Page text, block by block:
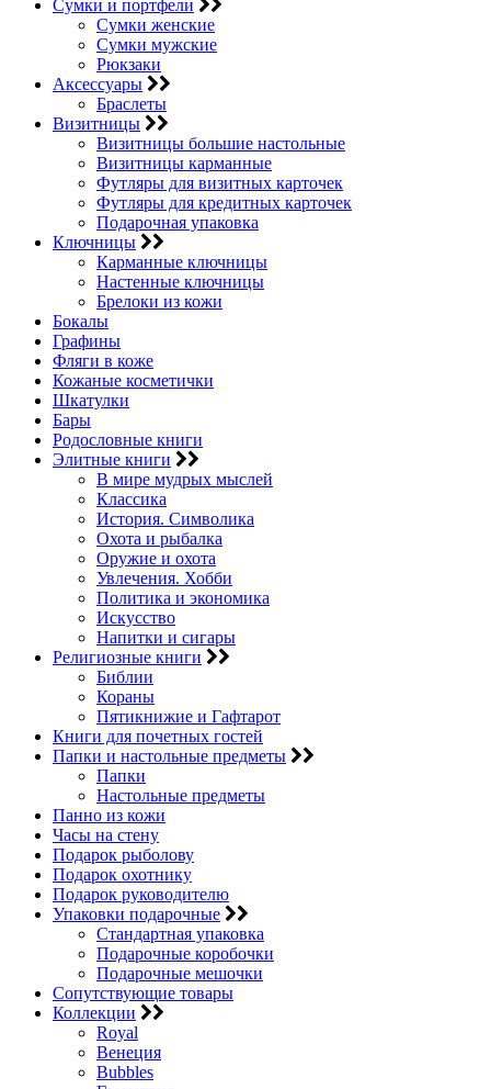
Сумки и портфели
Сумки женские
Сумки мужские
Рюкзаки
Аксессуары
Браслеты
Визитницы
Визитницы большие настольные
Визитницы карманные
Футляры для визитных карточек
Футляры для кредитных карточек
Подарочная упаковка
Ключницы
Карманные ключницы
Настенные ключницы
Брелоки из кожи
Бокалы
Графины
Фляги в коже
Кожаные косметички
Шкатулки
Бары
Родословные книги
Элитные книги
В мире мудрых мыслей
Классика
История. Символика
Охота и рыбалка
Оружие и охота
Увлечения. Хобби
Политика и экономика
Искусство
Напитки и сигары
Религиозные книги
Библии
Кораны
Пятикнижие и Гафтарот
Книги для почетных гостей
Папки и настольные предметы
Папки
Настольные предметы
Панно из кожи
Часы на стену
Подарок рыболову
Подарок охотнику
Подарок руководителю
Упаковки подарочные
Стандартная упаковка
Подарочные коробочки
Подарочные мешочки
Сопутствующие товары
Коллекции
Royal
Венеция
Bubbles